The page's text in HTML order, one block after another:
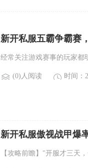
新开私服五霸争霸赛
经常关注游戏赛事的玩家都
(0)人阅读 时间：
新开私服傲视战甲爆
【攻略前瞻】"开服才三天